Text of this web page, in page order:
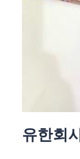
유한회